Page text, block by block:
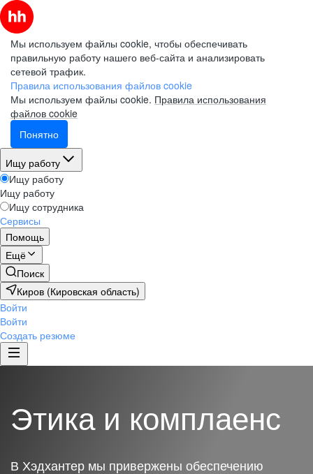
Мы используем файлы cookie, чтобы обеспечивать
правильную работу нашего веб-сайта и анализировать
сетевой трафик.
Правила использования файлов cookie
Мы используем файлы cookie. Правила использования
файлов cookie
Понятно
Ищу работу
Ищу работу
Ищу работу
Ищу сотрудника
Сервисы
Помощь
Ещё
Поиск
Киров (Кировская область)
Войти
Войти
Создать резюме
Этика и комплаенс
В Хэдхантер мы привержены обеспечению